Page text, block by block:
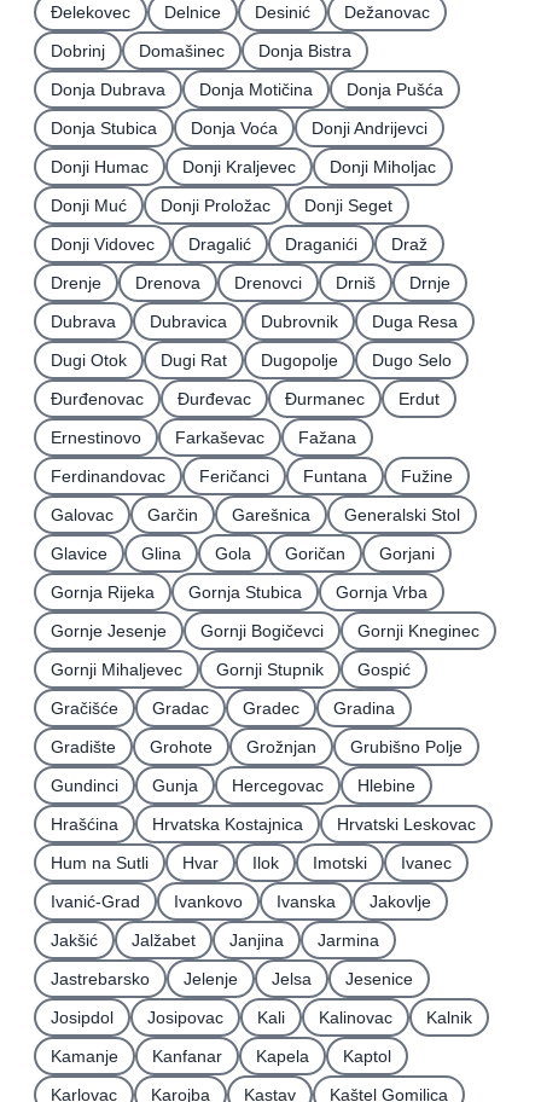
Ðelekovec
Delnice Desinić
Dežanovac
Dobrinj
Domašinec
Donja Bistra
Donja Dubrava
Donja Motičina
Donja Pušća
Donja Stubica
Donja Voća
Donji Andrijevci
Donji Humac
Donji Kraljevec
Donji Miholjac
Donji Muć
Donji Proložac
Donji Seget
Donji Vidovec
Dragalić Draganići
Draž
Drenje
Drenova Drenovci Drniš
Drnje
Dubrava
Dubravica Dubrovnik
Duga Resa
Dugi Otok
Dugi Rat Dugopolje
Dugo Selo
Ðurđenovac
Ðurđevac Ðurmanec
Erdut
Ernestinovo
Farkaševac
Fažana
Ferdinandovac
Feričanci Funtana
Fužine
Galovac
Garčin Garešnica
Generalski Stol
Glavice
Glina Gola Goričan
Gorjani
Gornja Rijeka
Gornja Stubica
Gornja Vrba
Gornje Jesenje
Gornji Bogičevci
Gornji Kneginec
Gornji Mihaljevec
Gornji Stupnik
Gospić
Gračišće
Gradac Gradec
Gradina
Gradište
Grohote Grožnjan
Grubišno Polje
Gundinci
Gunja Hercegovac
Hlebine
Hrašćina
Hrvatska Kostajnica
Hrvatski Leskovac
Hum na Sutli
Hvar Ilok Imotski
Ivanec
Ivanić-Grad
Ivankovo Ivanska
Jakovlje
Jakšić
Jalžabet Janjina
Jarmina
Jastrebarsko
Jelenje Jelsa
Jesenice
Josipdol
Josipovac Kali Kalinovac
Kalnik
Kamanje
Kanfanar Kapela
Kaptol
Karlovac
Karojba Kastav Kaštel Gomilica